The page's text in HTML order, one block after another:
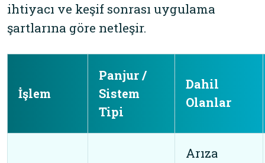
ihtiyacı ve keşif sonrası uygulama
şartlarına göre netleşir.
İşlem
Panjur /
Sistem
Tipi
Dahil
Olanlar
Arıza